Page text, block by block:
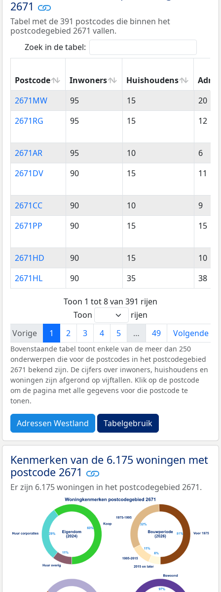
2671
Tabel met de 391 postcodes die binnen het
postcodegebied 2671 vallen.
Zoek in de tabel:
Postcode Inwoners Huishoudens
Postcode
Inwoners Huishoudens
2671MW 95 15
20
2671RG
95 15 12
2671AR 95 10
6
2671DV
90 15 11
2671CC 90 10
9
2671PP
90 15 15
2671HD 90 15
10
2671HL
90 35 38
Toon 1 tot 8 van 391 rijen
Toon
rijen
Vorige
1 2 3 4 5 … 49 Volgende
Bovenstaande tabel toont enkele van de meer dan 250
onderwerpen die voor de postcodes in het postcodegebied
2671 bekend zijn. De cijfers over inwoners, huishoudens en
woningen zijn afgerond op vijftallen. Klik op de postcode
om de pagina met alle gegevens voor die postcode te
tonen.
Adressen Westland Tabelgebruik
Kenmerken van de 6.175 woningen met
postcode 2671
Er zijn 6.175 woningen in het postcodegebied 2671.